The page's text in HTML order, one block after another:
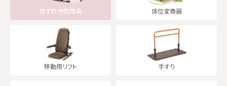
床ずれ予防用具 体位変換器
移動用リフト 手すり